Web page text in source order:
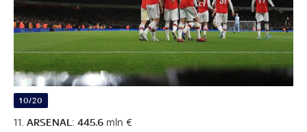
10/20
11. ARSENAL : 445.6 mln €